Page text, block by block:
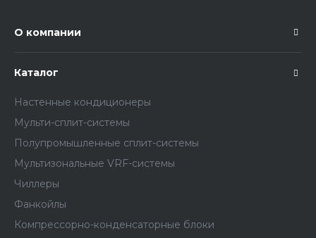
О компании
Каталог
Настенные кондиционеры
Мульти-сплит-системы
Полупромышленные сплит-системы
Мультизональные VRF-системы
Чиллеры
Фанкойлы
Компрессорно-конденсаторные блоки